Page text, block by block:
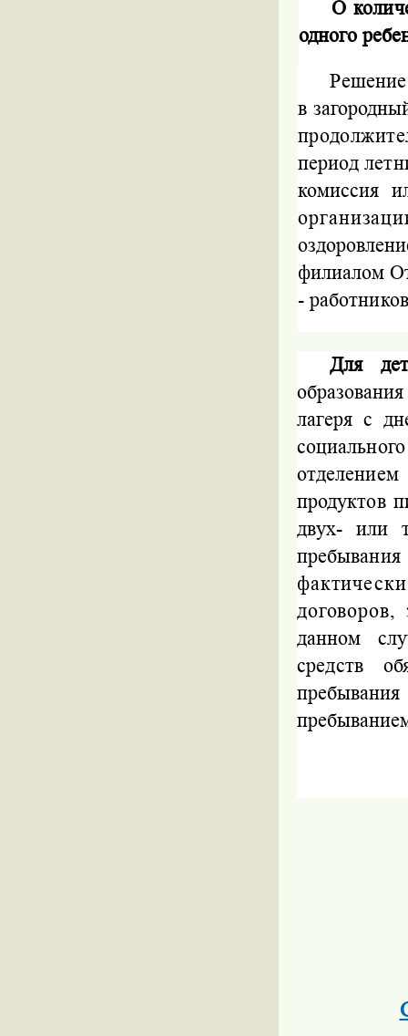
О
одного
Решение
в
период
комиссия
филиалом
-
Для
лагеря с
продуктов
двух- или
договоров,
данном
средств